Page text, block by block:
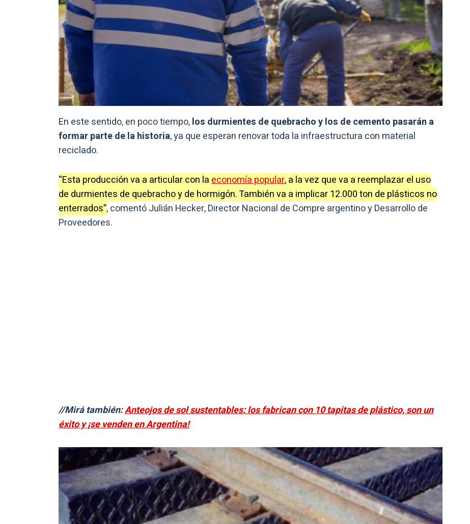
En este sentido, en poco tiempo,los durmientes de quebracho y los de cemento pasarán a
formar parte de la historia, ya que esperan renovar toda la infraestructura con material
reciclado.
“Esta producción va a articular con laeconomía popular, a la vez que va a reemplazar el uso
de durmientes de quebracho y de hormigón. También va a implicar 12.000 ton de plásticos no
enterrados”, comentó Julián Hecker, Director Nacional de Compre argentino y Desarrollo de
Proveedores.
//Mirá también:Anteojos de sol sustentables: los fabrican con 10 tapitas de plástico, son un
éxito y ¡se venden en Argentina!